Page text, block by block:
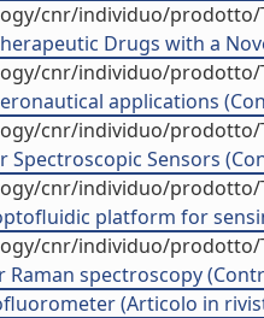
cnr/individuo/prodotto/
Drugs with a
cnr/individuo/prodotto/
applications
cnr/individuo/prodotto/
Spectroscopic Sensors
cnr/individuo/prodotto/
platform for
cnr/individuo/prodotto/
Raman spectroscopy
(Articolo in